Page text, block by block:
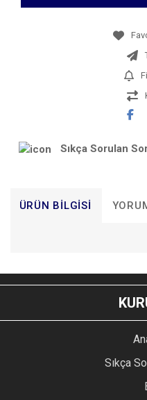
Sıkça Sorulan
ÜRÜN BILGISI
Bu ürünün fiyat bilgisi,
konularda yetersiz
kullanarak tarafımıza
Ürün resmi kalitesiz,
Ürün açıklamasında
Ürün bilgilerinde hatalar
Sıkça